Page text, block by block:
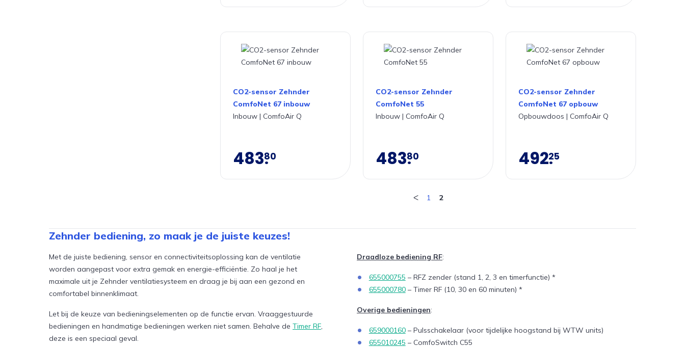
CO2-sensor Zehnder
ComfoNet 67 inbouw
Inbouw | ComfoAir Q
48380
CO2-sensor Zehnder
ComfoNet 55
Inbouw | ComfoAir Q
48380
CO2-sensor Zehnder
ComfoNet 67 opbouw
Opbouwdoos | ComfoAir Q
49225
ᐸ 1 2
Zehnder bediening, zo maak je de juiste keuzes!
Met de juiste bediening, sensor en connectiviteitsoplossing kan de ventilatie
worden aangepast voor extra gemak en energie-efficiëntie. Zo haal je het
maximale uit je Zehnder ventilatiesysteem en draag je bij aan een gezond en
comfortabel binnenklimaat.
Let bij de keuze van bedieningselementen op de functie ervan. Vraaggestuurde
bedieningen en handmatige bedieningen werken niet samen. Behalve de Timer RF,
deze is een speciaal geval.
Draadloze bediening RF:
655000755 – RFZ zender (stand 1, 2, 3 en timerfunctie) *
655000780– Timer RF (10, 30 en 60 minuten) *
Overige bedieningen:
659000160– Pulsschakelaar (voor tijdelijke hoogstand bij WTW units)
655010245 – ComfoSwitch C55